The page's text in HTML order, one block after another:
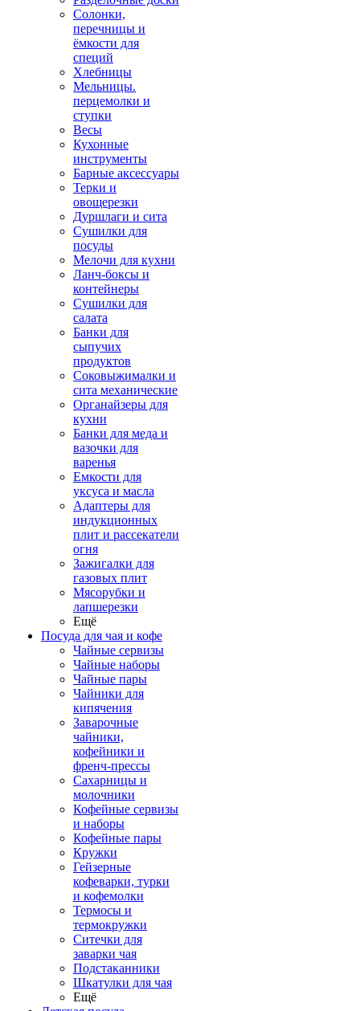
Солонки,
перечницы и
ёмкости для
специй
Хлебницы
Мельницы.
перцемолки и
ступки
Весы
Кухонные
инструменты
Барные аксессуары
Терки и
овощерезки
Дуршлаги и сита
Сушилки для
посуды
Мелочи для кухни
Ланч-боксы и
контейнеры
Сушилки для
салата
Банки для
сыпучих
продуктов
Соковыжималки и
сита механические
Органайзеры для
кухни
Банки для меда и
вазочки для
варенья
Емкости для
уксуса и масла
Адаптеры для
индукционных
плит и рассекатели
огня
Зажигалки для
газовых плит
Мясорубки и
лапшерезки
Ещё
Посуда для чая и кофе
Чайные сервизы
Чайные наборы
Чайные пары
Чайники для
кипячения
Заварочные
чайники,
кофейники и
френч-прессы
Сахарницы и
молочники
Кофейные сервизы
и наборы
Кофейные пары
Кружки
Гейзерные
кофеварки, турки
и кофемолки
Термосы и
термокружки
Ситечки для
заварки чая
Подстаканники
Шкатулки для чая
Ещё